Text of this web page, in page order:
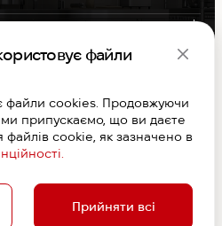
2026. Вcі права захищені
оферти
файли
файли cookies. Продовжуючи
припускаємо, що ви даєте
файлів cookie, як зазначено в
Прийняти всі